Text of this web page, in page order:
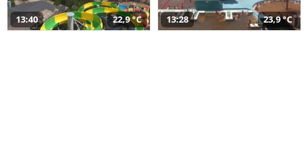
13:40 22,9 °C 13:28 23,9 °C